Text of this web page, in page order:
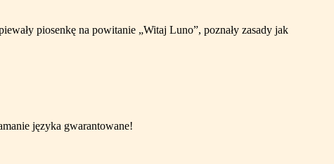
piosenkę na powitanie „Witaj Luno”, poznały zasady jak
języka gwarantowane!